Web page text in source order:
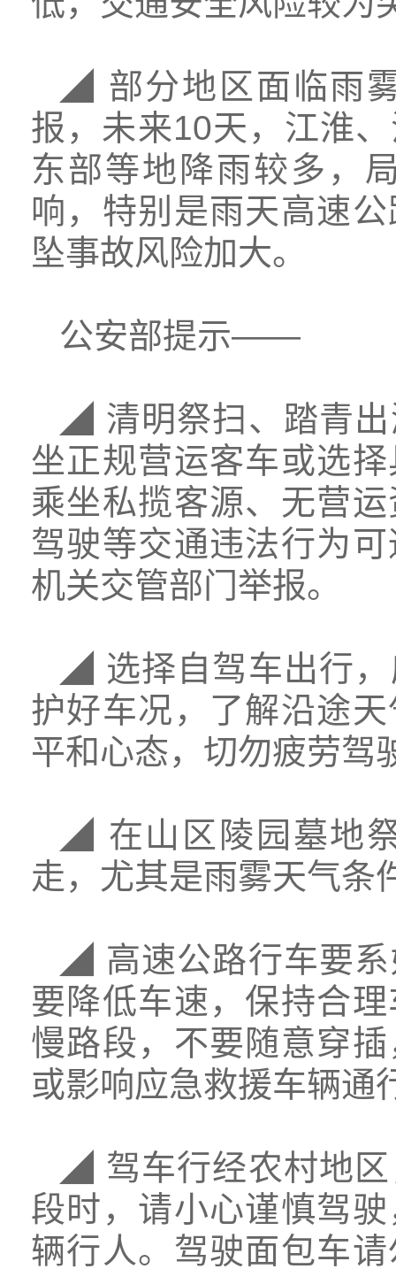
◢ 部分地区面临雨
报，未来10天，江淮
东部等地降雨较多，
响，特别是雨天高速
坠事故风险加大。
公安部提示——
◢ 清明祭扫、踏青
坐正规营运客车或选
乘坐私揽客源、无营
驾驶等交通违法行为
机关交管部门举报。
◢ 选择自驾车出行
护好车况，了解沿途
平和心态，切勿疲劳驾
◢ 在山区陵园墓地
走，尤其是雨雾天气条
◢ 高速公路行车要
要降低车速，保持合
慢路段，不要随意穿
或影响应急救援车辆通
◢ 驾车行经农村地
段时，请小心谨慎驾
辆行人。驾驶面包车